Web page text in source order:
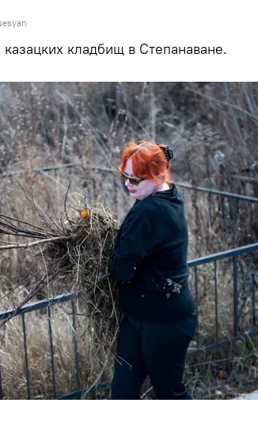
кладбищ в Степанаване.